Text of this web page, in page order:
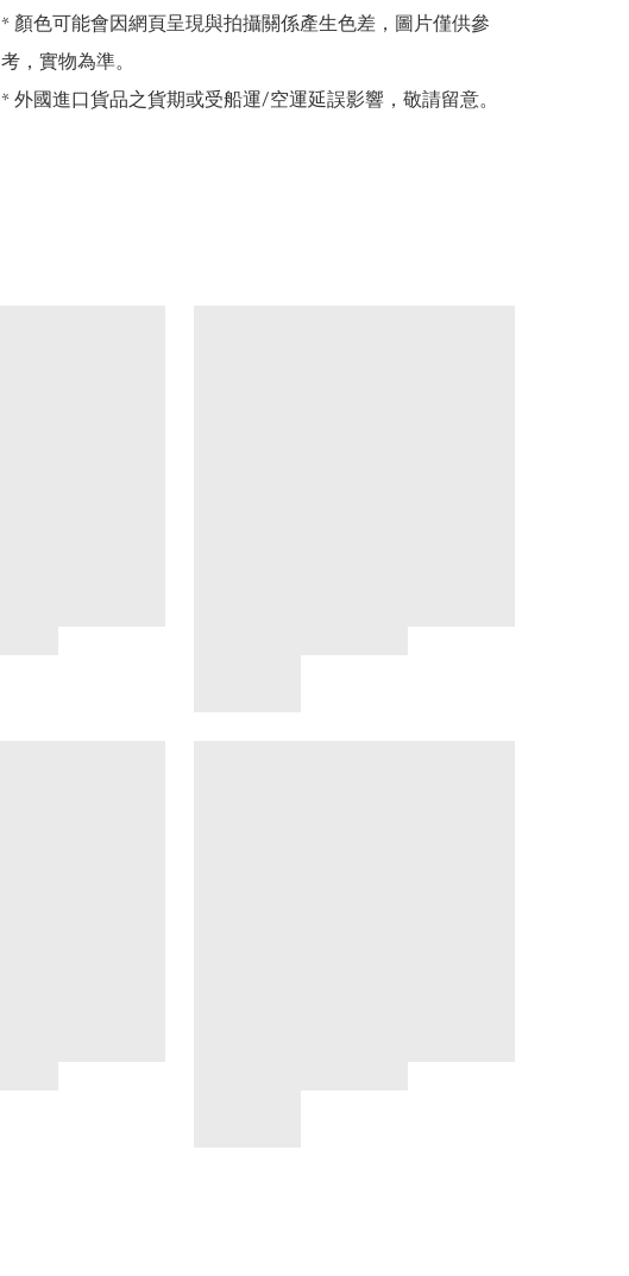
* 顏色可能會因網頁呈現與拍攝關係產生色差，圖片僅供參
考，實物為準。
* 外國進口貨品之貨期或受船運/空運延誤影響，敬請留意。